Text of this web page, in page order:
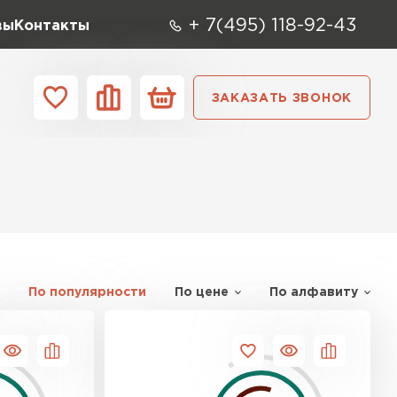
Контакты + 7(495) 118-92-43
ЗАКАЗАТЬ ЗВОНОК
По популярности По цене По алфавиту
Контакты